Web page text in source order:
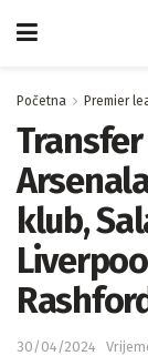
Početna Premier
klub,
30/04/2024